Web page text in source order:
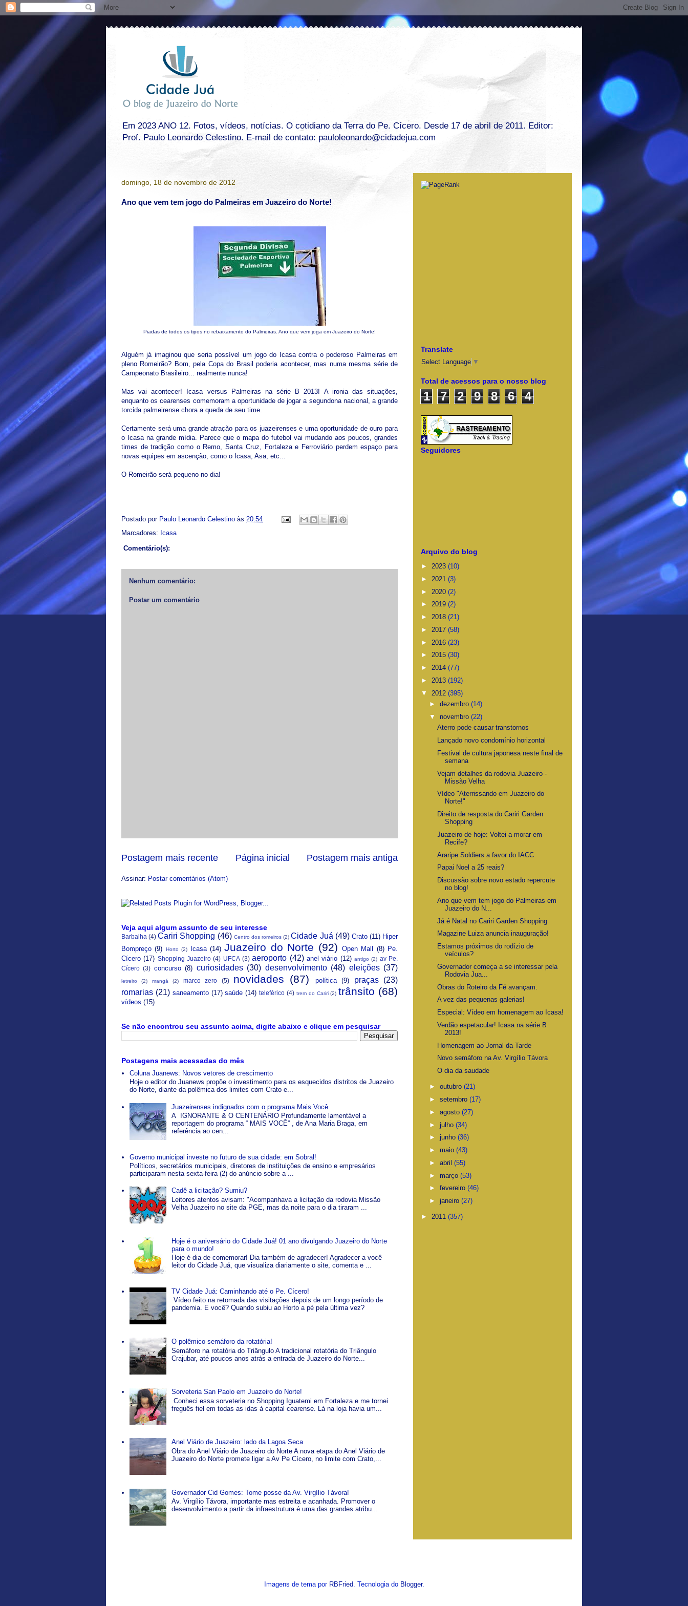
Em 2023 ANO 12. Fotos, vídeos, notícias. O cotidiano da Terra do Pe. Cícero. Desde 17 de abril de 2011. Editor:
Prof. Paulo Leonardo Celestino. E-mail de contato: pauloleonardo@cidadejua.com
domingo, 18 de novembro de 2012
Ano que vem tem jogo do Palmeiras em Juazeiro do Norte!
Piadas de todos os tipos no rebaixamento do Palmeiras. Ano que vem joga em Juazeiro do Norte!
Alguém já imaginou que seria possível um jogo do Icasa contra o poderoso Palmeiras em
pleno Romeirão? Bom, pela Copa do Brasil poderia acontecer, mas numa mesma série de
Campeonato Brasileiro... realmente nunca!
Mas vai acontecer! Icasa versus Palmeiras na série B 2013! A ironia das situações,
enquanto os cearenses comemoram a oportunidade de jogar a segundona nacional, a grande
torcida palmeirense chora a queda de seu time.
Certamente será uma grande atração para os juazeirenses e uma oportunidade de ouro para
o Icasa na grande mídia. Parece que o mapa do futebol vai mudando aos poucos, grandes
times de tradição como o Remo, Santa Cruz, Fortaleza e Ferroviário perdem espaço para
novas equipes em ascenção, como o Icasa, Asa, etc...
O Romeirão será pequeno no dia!
Postado por Paulo Leonardo Celestino às 20:54
Marcadores: Icasa
Comentário(s):
Nenhum comentário:
Postar um comentário
Postagem mais recente Postagem mais antiga
Página inicial
Assinar: Postar comentários (Atom)
Veja aqui algum assunto de seu interesse
Barbalha (4) Cariri Shopping (46) Centro dos romeiros (2) Cidade Juá (49) Crato (11) Hiper
Bompreço (9) Horto (2) Icasa (14) Juazeiro do Norte (92) Open Mall (8) Pe.
Cícero (17) Shopping Juazeiro (4) UFCA (3) aeroporto (42) anel viário (12) antigo (2) av Pe.
Cícero (3) concurso (8) curiosidades (30) desenvolvimento (48) eleições (37)
letreiro (2) mangá (2) marco zero (5) novidades (87) política (9) praças
(23)
romarias (21) saneamento (17) saúde (14) teleférico (4) trem do Cariri (2) trânsito (68)
vídeos (15)
Se não encontrou seu assunto acima, digite abaixo e clique em pesquisar
Postagens mais acessadas do mês
Coluna Juanews: Novos vetores de crescimento
Hoje o editor do Juanews propõe o investimento para os esquecidos distritos de Juazeiro
do Norte, diante da polêmica dos limites com Crato e...
Juazeirenses indignados com o programa Mais Você
A IGNORANTE & O CENTENÁRIO Profundamente lamentável a
reportagem do programa “ MAIS VOCÊ” , de Ana Maria Braga, em
referência ao cen...
Governo municipal investe no futuro de sua cidade: em Sobral!
Políticos, secretários municipais, diretores de instituições de ensino e empresários
participaram nesta sexta-feira (2) do anúncio sobre a ...
Cadê a licitação? Sumiu?
Leitores atentos avisam: "Acompanhava a licitação da rodovia Missão
Velha Juazeiro no site da PGE, mas da noite para o dia tiraram ...
Hoje é o aniversário do Cidade Juá! 01 ano divulgando Juazeiro do Norte
para o mundo!
Hoje é dia de comemorar! Dia também de agradecer! Agradecer a você
leitor do Cidade Juá, que visualiza diariamente o site, comenta e ...
TV Cidade Juá: Caminhando até o Pe. Cícero!
Vídeo feito na retomada das visitações depois de um longo período de
pandemia. E você? Quando subiu ao Horto a pé pela última vez?
O polêmico semáforo da rotatória!
Semáforo na rotatória do Triângulo A tradicional rotatória do Triângulo
Crajubar, até poucos anos atrás a entrada de Juazeiro do Norte...
Sorveteria San Paolo em Juazeiro do Norte!
Conheci essa sorveteria no Shopping Iguatemi em Fortaleza e me tornei
freguês fiel em todas as idas à capital cearense. Lá na loja havia um...
Anel Viário de Juazeiro: lado da Lagoa Seca
Obra do Anel Viário de Juazeiro do Norte A nova etapa do Anel Viário de
Juazeiro do Norte promete ligar a Av Pe Cícero, no limite com Crato,...
Governador Cid Gomes: Tome posse da Av. Virgílio Távora!
Av. Virgílio Távora, importante mas estreita e acanhada. Promover o
desenvolvimento a partir da infraestrutura é uma das grandes atribu...
Translate
Select Language ▼
Total de acessos para o nosso blog
1 7 2 9 8 6 4
Seguidores
Arquivo do blog
► 2023 (10)
► 2021 (3)
► 2020 (2)
► 2019 (2)
► 2018 (21)
► 2017 (58)
► 2016 (23)
► 2015 (30)
► 2014 (77)
► 2013 (192)
▼ 2012 (395)
► dezembro (14)
▼ novembro (22)
Aterro pode causar transtornos
Lançado novo condomínio horizontal
Festival de cultura japonesa neste final de
semana
Vejam detalhes da rodovia Juazeiro -
Missão Velha
Vídeo "Aterrissando em Juazeiro do
Norte!"
Direito de resposta do Cariri Garden
Shopping
Juazeiro de hoje: Voltei a morar em
Recife?
Araripe Soldiers a favor do IACC
Papai Noel a 25 reais?
Discussão sobre novo estado repercute
no blog!
Ano que vem tem jogo do Palmeiras em
Juazeiro do N...
Já é Natal no Cariri Garden Shopping
Magazine Luiza anuncia inauguração!
Estamos próximos do rodízio de
veículos?
Governador começa a se interessar pela
Rodovia Jua...
Obras do Roteiro da Fé avançam.
A vez das pequenas galerias!
Especial: Vídeo em homenagem ao Icasa!
Verdão espetacular! Icasa na série B
2013!
Homenagem ao Jornal da Tarde
Novo semáforo na Av. Virgílio Távora
O dia da saudade
► outubro (21)
► setembro (17)
► agosto (27)
► julho (34)
► junho (36)
► maio (43)
► abril (55)
► março (53)
► fevereiro (46)
► janeiro (27)
► 2011 (357)
Imagens de tema por RBFried. Tecnologia do Blogger.